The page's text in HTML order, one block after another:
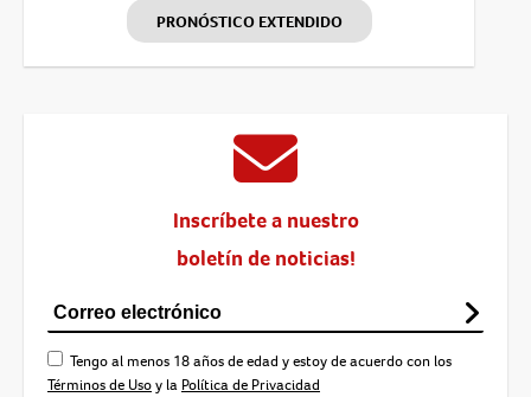
PRONÓSTICO EXTENDIDO
Inscríbete a nuestro
boletín de noticias!
Tengo al menos 18 años de edad y estoy de acuerdo con los
Términos de Usoy la Política de Privacidad